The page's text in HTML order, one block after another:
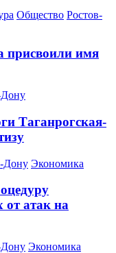
Общество Ростов-
присвоили имя
Дону
Таганрогская-
Дону Экономика
от атак на
Дону Экономика